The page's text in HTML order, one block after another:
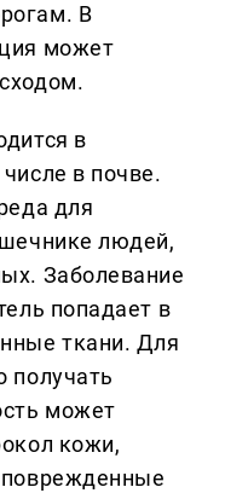
В
может
в
в почве.
для
людей,
Заболевание
попадает в
ткани. Для
получать
может
кожи,